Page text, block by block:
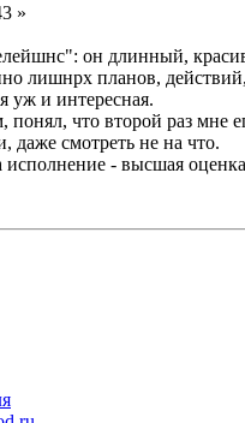
»
он длинный,
лишнрх планов,
уж и интересная.
что второй раз мне
даже смотреть не на что.
исполнение - высшая